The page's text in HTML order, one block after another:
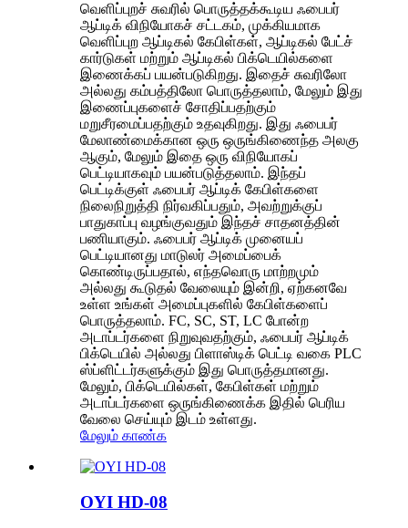
வெளிப்புறச் சுவரில் பொருத்தக்கூடிய ஃபைபர்
ஆப்டிக் விநியோகச் சட்டகம், முக்கியமாக
வெளிப்புற ஆப்டிகல் கேபிள்கள், ஆப்டிகல் பேட்ச்
கார்டுகள் மற்றும் ஆப்டிகல் பிக்டெயில்களை
இணைக்கப் பயன்படுகிறது. இதைச் சுவரிலோ
அல்லது கம்பத்திலோ பொருத்தலாம், மேலும் இது
இணைப்புகளைச் சோதிப்பதற்கும்
மறுசீரமைப்பதற்கும் உதவுகிறது. இது ஃபைபர்
மேலாண்மைக்கான ஒரு ஒருங்கிணைந்த அலகு
ஆகும், மேலும் இதை ஒரு விநியோகப்
பெட்டியாகவும் பயன்படுத்தலாம். இந்தப்
பெட்டிக்குள் ஃபைபர் ஆப்டிக் கேபிள்களை
நிலைநிறுத்தி நிர்வகிப்பதும், அவற்றுக்குப்
பாதுகாப்பு வழங்குவதும் இந்தச் சாதனத்தின்
பணியாகும். ஃபைபர் ஆப்டிக் முனையப்
பெட்டியானது மாடுலர் அமைப்பைக்
கொண்டிருப்பதால், எந்தவொரு மாற்றமும்
அல்லது கூடுதல் வேலையும் இன்றி, ஏற்கனவே
உள்ள உங்கள் அமைப்புகளில் கேபிள்களைப்
பொருத்தலாம். FC, SC, ST, LC போன்ற
அடாப்டர்களை நிறுவுவதற்கும், ஃபைபர் ஆப்டிக்
பிக்டெயில் அல்லது பிளாஸ்டிக் பெட்டி வகை PLC
ஸ்ப்ளிட்டர்களுக்கும் இது பொருத்தமானது.
மேலும், பிக்டெயில்கள், கேபிள்கள் மற்றும்
அடாப்டர்களை ஒருங்கிணைக்க இதில் பெரிய
வேலை செய்யும் இடம் உள்ளது.
மேலும் காண்க
OYI HD-08